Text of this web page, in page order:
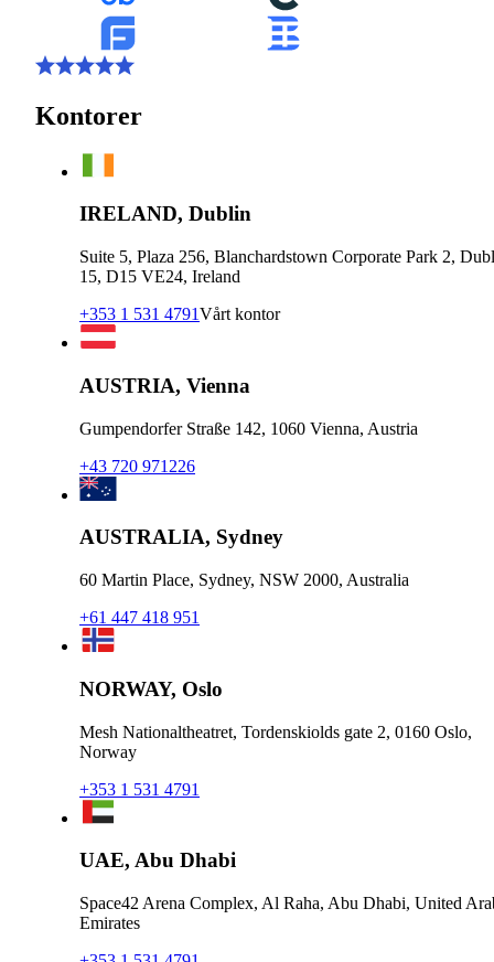
Kontorer
IRELAND, Dublin
Suite 5, Plaza 256, Blanchardstown Corporate Park 2,
15, D15 VE24, Ireland
+353 1 531 4791Vårt kontor
AUSTRIA, Vienna
Gumpendorfer Straße 142, 1060 Vienna, Austria
+43 720 971226
AUSTRALIA, Sydney
60 Martin Place, Sydney, NSW 2000, Australia
+61 447 418 951
NORWAY, Oslo
Mesh Nationaltheatret, Tordenskiolds gate 2, 0160 Oslo,
Norway
+353 1 531 4791
UAE, Abu Dhabi
Space42 Arena Complex, Al Raha, Abu Dhabi, United
Emirates